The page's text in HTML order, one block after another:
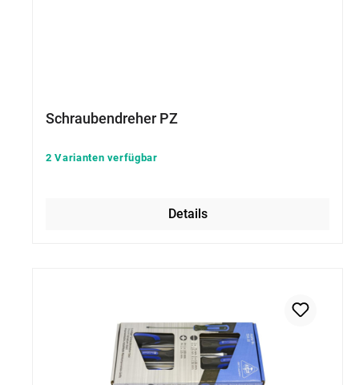
Schraubendreher PZ
2 Varianten verfügbar
Details